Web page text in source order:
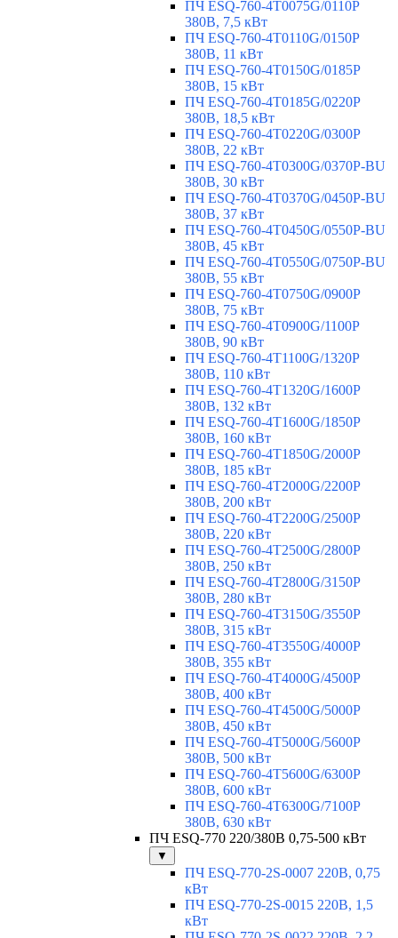
ПЧ ESQ-760-4T0075G/0110P
380В, 7,5 кВт
ПЧ ESQ-760-4T0110G/0150P
380В, 11 кВт
ПЧ ESQ-760-4T0150G/0185P
380В, 15 кВт
ПЧ ESQ-760-4T0185G/0220P
380В, 18,5 кВт
ПЧ ESQ-760-4T0220G/0300P
380В, 22 кВт
ПЧ ESQ-760-4T0300G/0370P-BU
380В, 30 кВт
ПЧ ESQ-760-4T0370G/0450P-BU
380В, 37 кВт
ПЧ ESQ-760-4T0450G/0550P-BU
380В, 45 кВт
ПЧ ESQ-760-4T0550G/0750P-BU
380В, 55 кВт
ПЧ ESQ-760-4T0750G/0900P
380В, 75 кВт
ПЧ ESQ-760-4T0900G/1100P
380В, 90 кВт
ПЧ ESQ-760-4T1100G/1320P
380В, 110 кВт
ПЧ ESQ-760-4T1320G/1600P
380В, 132 кВт
ПЧ ESQ-760-4T1600G/1850P
380В, 160 кВт
ПЧ ESQ-760-4T1850G/2000P
380В, 185 кВт
ПЧ ESQ-760-4T2000G/2200P
380В, 200 кВт
ПЧ ESQ-760-4T2200G/2500P
380В, 220 кВт
ПЧ ESQ-760-4T2500G/2800P
380В, 250 кВт
ПЧ ESQ-760-4T2800G/3150P
380В, 280 кВт
ПЧ ESQ-760-4T3150G/3550P
380В, 315 кВт
ПЧ ESQ-760-4T3550G/4000P
380В, 355 кВт
ПЧ ESQ-760-4T4000G/4500P
380В, 400 кВт
ПЧ ESQ-760-4T4500G/5000P
380В, 450 кВт
ПЧ ESQ-760-4T5000G/5600P
380В, 500 кВт
ПЧ ESQ-760-4T5600G/6300P
380В, 600 кВт
ПЧ ESQ-760-4T6300G/7100P
380В, 630 кВт
ПЧ ESQ-770 220/380В 0,75-500 кВт
▼
ПЧ ESQ-770-2S-0007 220В, 0,75
кВт
ПЧ ESQ-770-2S-0015 220В, 1,5
кВт